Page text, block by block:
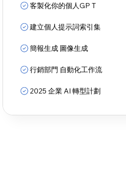
客製化你的個人GP T
建立個人提示詞索引集
簡報生成 圖像生成
行銷部門 自動化工作流
2025 企業 AI 轉型計劃